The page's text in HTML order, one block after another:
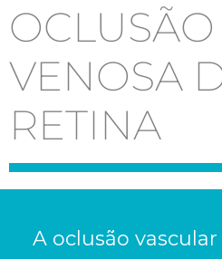
OCLUSÃO
VENOSA
RETINA
A oclusão